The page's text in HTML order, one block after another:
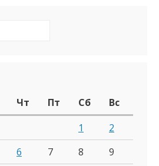
Чт Пт Сб
Вс
1
2
6 7 8
9